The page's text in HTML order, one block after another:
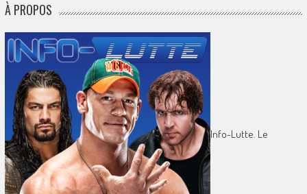
À PROPOS
Info-Lutte. Le